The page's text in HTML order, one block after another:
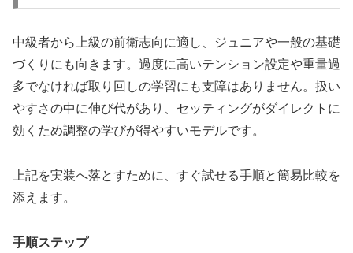
中級者から上級の前衛志向に適し、ジュニアや一般の基礎
づくりにも向きます。過度に高いテンション設定や重量過
多でなければ取り回しの学習にも支障はありません。扱い
やすさの中に伸び代があり、セッティングがダイレクトに
効くため調整の学びが得やすいモデルです。
上記を実装へ落とすために、すぐ試せる手順と簡易比較を
添えます。
手順ステップ